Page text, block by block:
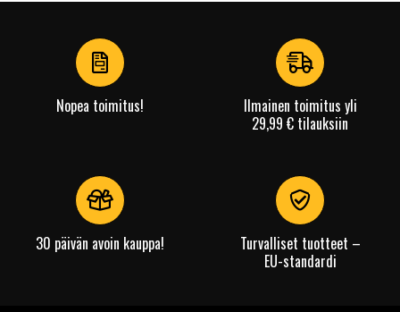
1
Nopea toimitus!
Ilmainen toimitus yli
29,99 € tilauksiin
30 päivän avoin kauppa!
Turvalliset tuotteet –
EU-standardi